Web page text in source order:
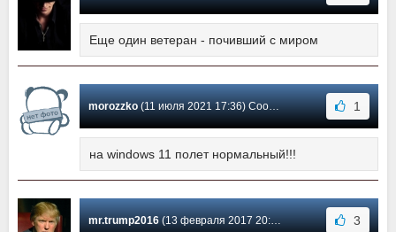
Еще один ветеран - почивший с миром
morozzko(11 июля 2021 17:36) Сообщение #4 1
на windows 11 полет нормальный!!!
mr.trump2016(13 февраля 2017 20:26) Сообщение #3 3